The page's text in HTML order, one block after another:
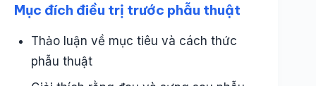
Mục đích điều trị trước phẫu thuật
Thảo luận về mục tiêu và cách thức
phẫu thuật